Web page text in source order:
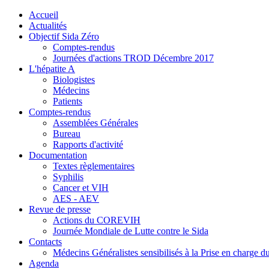
Accueil
Actualités
Objectif Sida Zéro
Comptes-rendus
Journées d'actions TROD Décembre 2017
L'hépatite A
Biologistes
Médecins
Patients
Comptes-rendus
Assemblées Générales
Bureau
Rapports d'activité
Documentation
Textes règlementaires
Syphilis
Cancer et VIH
AES - AEV
Revue de presse
Actions du COREVIH
Journée Mondiale de Lutte contre le Sida
Contacts
Médecins Généralistes sensibilisés à la Prise en charge
Agenda
précédente
précédent
suivante
suivant